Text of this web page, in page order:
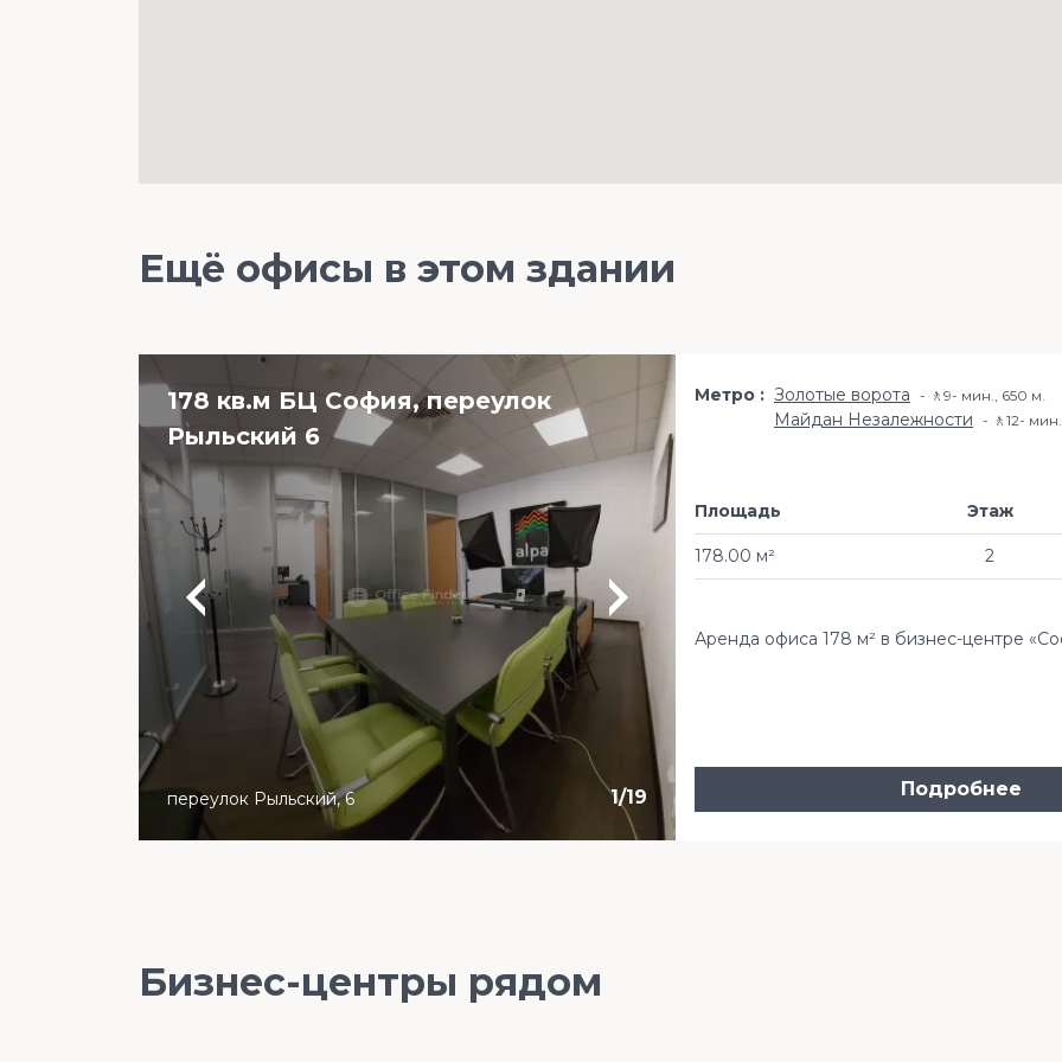
Ещё офисы в этом здании
178 кв.м БЦ София, переулок
Рыльский 6
1/19
переулок Рыльский, 6
Метро Золотые ворота 🚶9- мин., 650 м.
Майдан Незалежности 🚶12-
Площадь
178.00 м²
Этаж
2
Аренда офиса 178 м² в бизнес-центре
Подробнее
Бизнес-центры рядом